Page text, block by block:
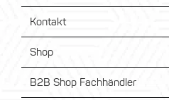
Kontakt
Shop
B2B Shop Fachhändler